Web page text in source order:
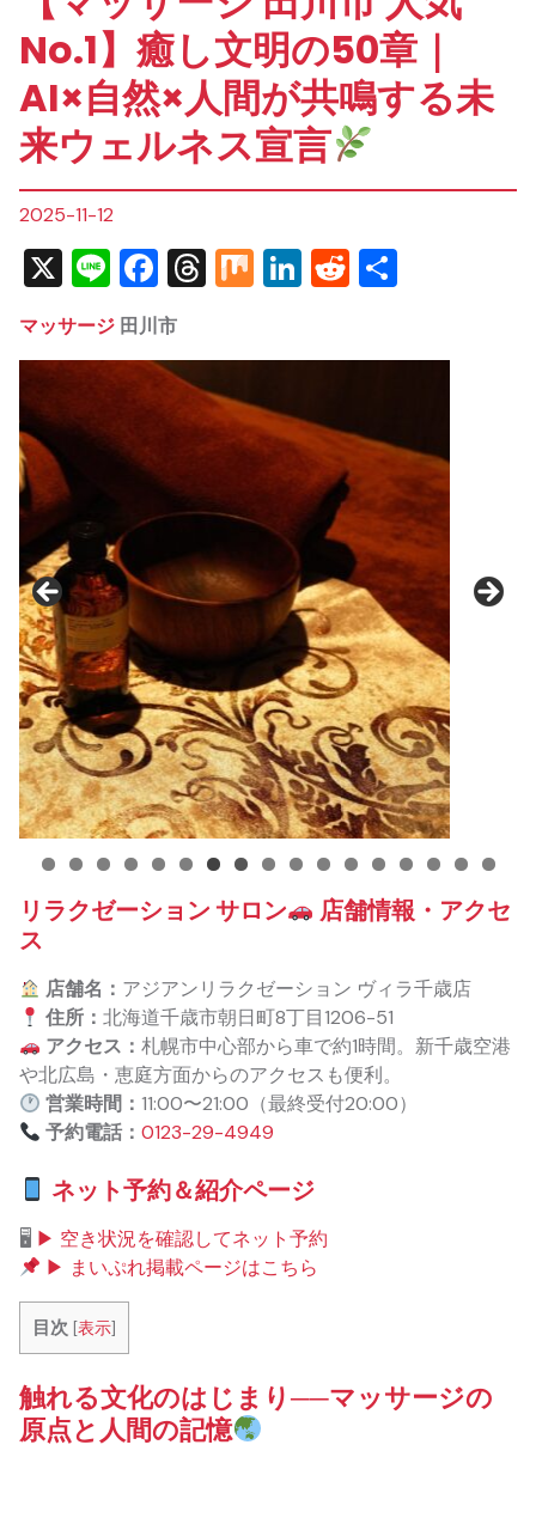
No.1】癒し文明の50章｜
AI×自然×人間が共鳴する未
来ウェルネス宣言
2025-11-12
X LineFacebook
Threads
MixLinkedIn
Reddit
マッサージ 田川市
リラクゼーション サロン
店舗情報・アクセ
ス
店舗名： アジアンリラクゼーション ヴィラ千歳店
住所：北海道千歳市朝日町8丁目1206-51
アクセス：札幌市中心部から車で約1時間。新千歳空港
や北広島・恵庭方面からのアクセスも便利。
営業時間：11:00〜21:00（最終受付20:00）
予約電話：0123-29-4949
ネット予約＆紹介ページ
🖥 ▶ 空き状況を確認してネット予約
▶ まいぷれ掲載ページはこちら
目次 [表示]
触れる文化のはじまり──マッサージの
原点と人間の記憶